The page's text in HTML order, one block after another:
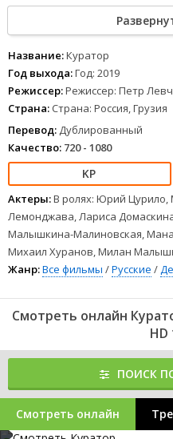
властями, включается в
неприятностей и
трагедии стала стройка,
вокруг Кузнецкого, являясь
застройщиков
людей и даже то, что,
семью. Стройку не могут
здравый смысл…
1
7
Название:Куратор
Год выхода:Год: 2019
Режиссер:Режиссер: Петр
Страна: Страна: Россия, Грузия
Перевод: Дублированный
Качество: 720 - 1080
Актеры:В ролях: Юрий
Лемонджава, Лариса
Малышкина-Малиновская,
Михаил Хуранов, Милан
Жанр:Все фильмы /Русские /
Смотреть онлайн
HD
ПОИСК
Смотреть онлайн